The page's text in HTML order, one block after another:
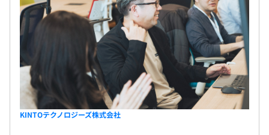
KINTOテクノロジーズ株式会社